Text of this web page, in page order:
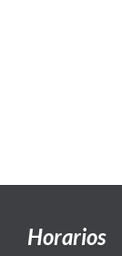
Horarios